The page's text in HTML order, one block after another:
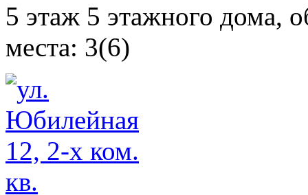
5 этаж 5 этажного дома,
места: 3(6)